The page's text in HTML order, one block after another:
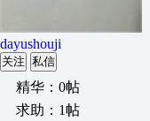
dayushouji
关注 私信
精华：0帖
求助：1帖